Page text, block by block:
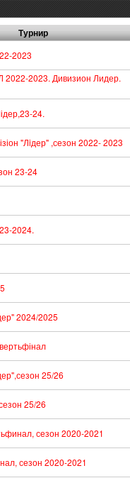
Турнир
2023
2023. Дивизион Лидер.
24.
"Лiдер" ,сезон 2022- 2023
23-24
2024.
2024/2025
25/26
25/26
сезон 2020-2021
сезон 2020-2021